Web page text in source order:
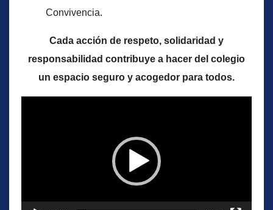
Convivencia.
Cada acción de respeto, solidaridad y
responsabilidad contribuye a hacer del colegio
un espacio seguro y acogedor para todos.